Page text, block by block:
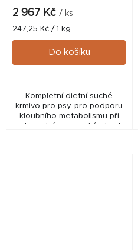
2 967 Kč / ks
Měrná
cena:
247,25 Kč / 1 kg
Do košíku
Kompletní dietní suché
krmivo pro psy, pro podporu
kloubního metabolismu při
osteoartróze, vysoký obsah